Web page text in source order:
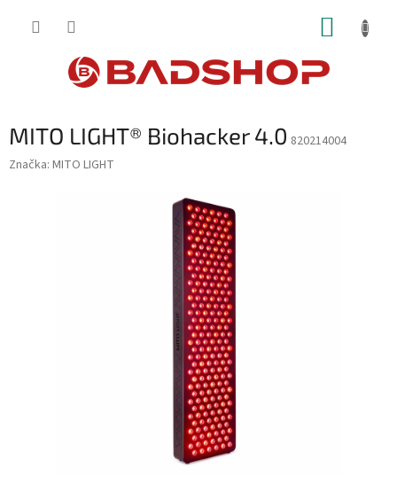
MITO LIGHT® Biohacker 4.0 820214004
Značka: MITO LIGHT